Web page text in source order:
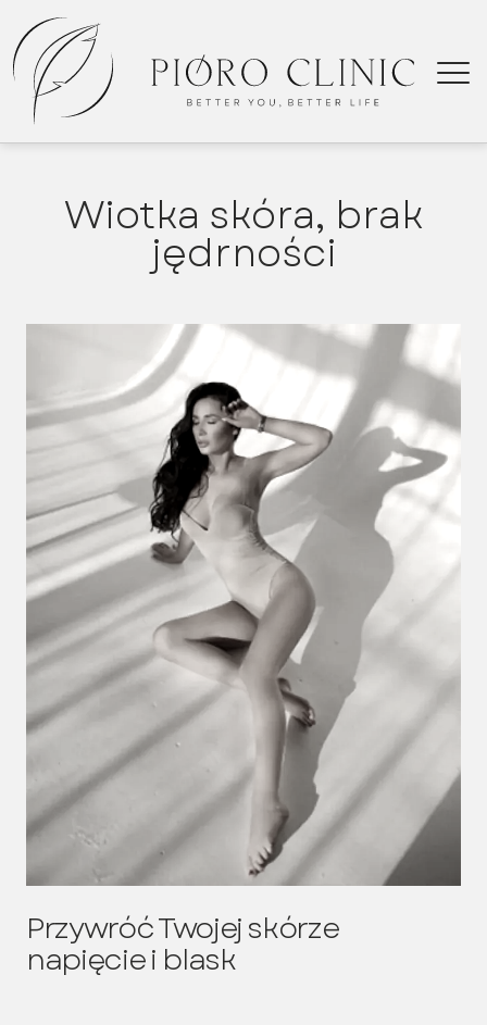
Wiotka skóra, brak
jędrności
Przywróć Twojej skórze
napięcie i blask